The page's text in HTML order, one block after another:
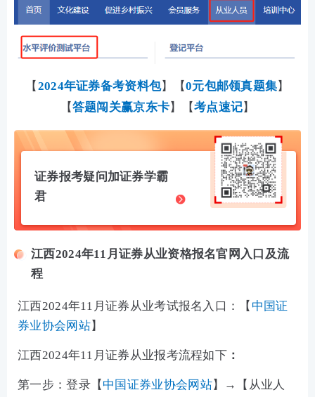
【 2024年证券备考资料包】【0元包邮领真题集】
【答题闯关赢京东卡】【考点速记】
证券报考疑问加证券学霸
君
江西2024年11月证券从业资格报名官网入口及流
程
江西2024年11月证券从业考试报名入口： 【 中国证
券业协会网站】
江西2024年11月证券从业报考流程如下 ：
第一步：登录【 中国证券业协会网站】→【从业人